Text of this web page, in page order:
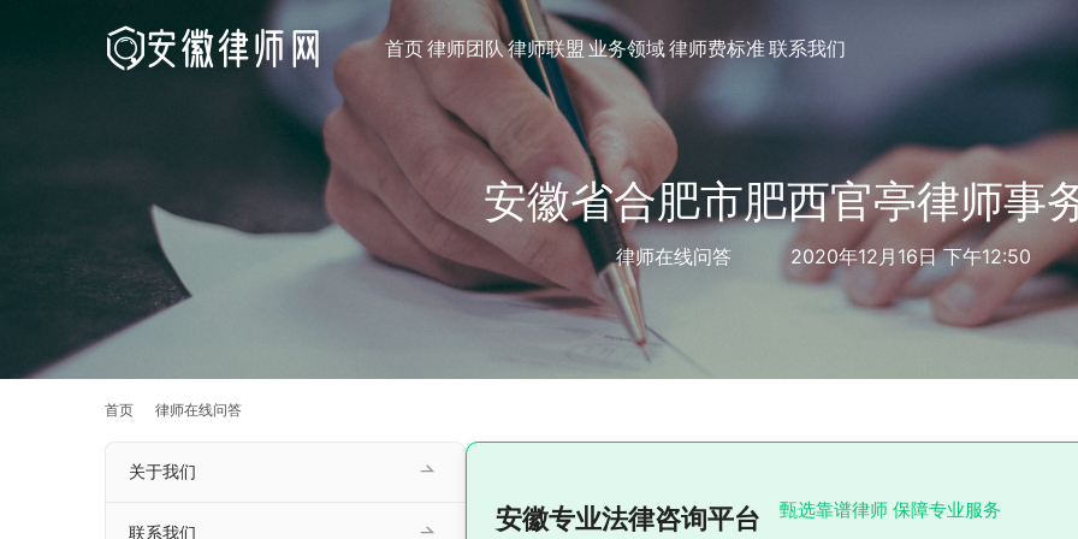
首页律师团队律师联盟业务领域律师费标准联系我们
安徽省合肥市肥西官亭律师事
律师在线问答 2020年12月16日 下午12:50
首页 律师在线问答
安徽专业法律咨询平台 甄选靠谱律师 保障专业服务
关于我们
联系我们